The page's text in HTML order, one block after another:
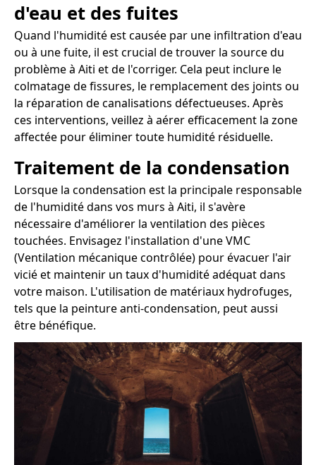
d'eau et des fuites
Quand l'humidité est causée par une infiltration d'eau
ou à une fuite, il est crucial de trouver la source du
problème à Aiti et de l'corriger. Cela peut inclure le
colmatage de fissures, le remplacement des joints ou
la réparation de canalisations défectueuses. Après
ces interventions, veillez à aérer efficacement la zone
affectée pour éliminer toute humidité résiduelle.
Traitement de la condensation
Lorsque la condensation est la principale responsable
de l'humidité dans vos murs à Aiti, il s'avère
nécessaire d'améliorer la ventilation des pièces
touchées. Envisagez l'installation d'une VMC
(Ventilation mécanique contrôlée) pour évacuer l'air
vicié et maintenir un taux d'humidité adéquat dans
votre maison. L'utilisation de matériaux hydrofuges,
tels que la peinture anti-condensation, peut aussi
être bénéfique.